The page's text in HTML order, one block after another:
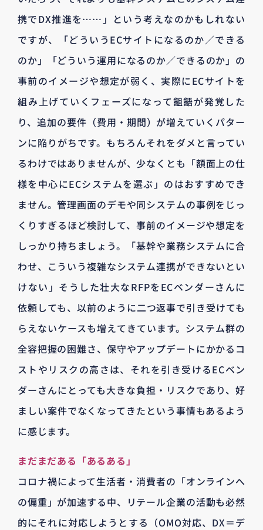
携でDX推進を……」という考えなのかもしれない
ですが、「どういうECサイトになるのか／できる
のか」「どういう運用になるのか／できるのか」の
事前のイメージや想定が弱く、実際にECサイトを
組み上げていくフェーズになって齟齬が発覚した
り、追加の要件（費用・期間）が増えていくパター
ンに陥りがちです。もちろんそれをダメと言ってい
るわけではありませんが、少なくとも「額面上の仕
様を中心にECシステムを選ぶ」のはおすすめでき
ません。管理画面のデモや同システムの事例をじっ
くりすぎるほど検討して、事前のイメージや想定を
しっかり持ちましょう。「基幹や業務システムに合
わせ、こういう複雑なシステム連携ができないとい
けない」そうした壮大なRFPをECベンダーさんに
依頼しても、以前のように二つ返事で引き受けても
らえないケースも増えてきています。システム群の
全容把握の困難さ、保守やアップデートにかかるコ
ストやリスクの高さは、それを引き受けるECベン
ダーさんにとっても大きな負担・リスクであり、好
ましい案件でなくなってきたという事情もあるよう
に感じます。
まだまだある「あるある」
コロナ禍によって生活者・消費者の「オンラインへ
の偏重」が加速する中、リテール企業の活動も必然
的にそれに対応しようとする（OMO対応、DX＝デ